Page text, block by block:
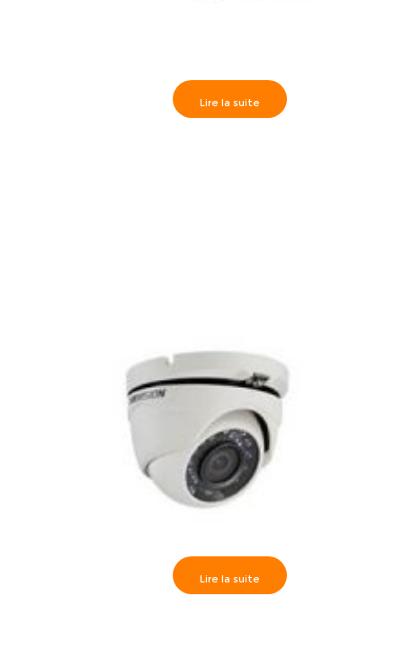
Lire la suite
Lire la suite